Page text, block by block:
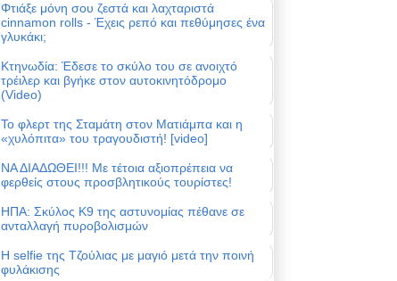
Φτιάξε μόνη σου ζεστά και λαχταριστά
cinnamon rolls - Έχεις ρεπό και πεθύμησες ένα
γλυκάκι;
Κτηνωδία: Έδεσε το σκύλο του σε ανοιχτό
τρέιλερ και βγήκε στον αυτοκινητόδρομο
(Video)
Το φλερτ της Σταμάτη στον Ματιάμπα και η
«χυλόπιτα» του τραγουδιστή! [video]
ΝΑ ΔΙΑΔΩΘΕΙ!!! Με τέτοια αξιοπρέπεια να
φερθείς στους προσβλητικούς τουρίστες!
ΗΠΑ: Σκύλος Κ9 της αστυνομίας πέθανε σε
ανταλλαγή πυροβολισμών
Η selfie της Τζούλιας με μαγιό μετά την ποινή
φυλάκισης